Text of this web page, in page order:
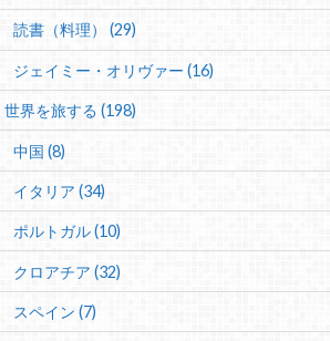
読書（料理） (29)
ジェイミー・オリヴァー (16)
世界を旅する (198)
中国 (8)
イタリア (34)
ポルトガル (10)
クロアチア (32)
スペイン (7)